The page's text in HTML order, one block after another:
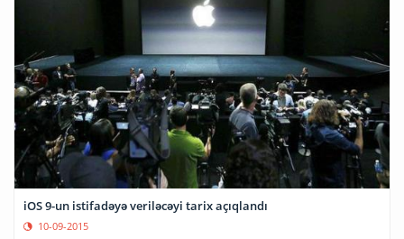
iOS 9-un istifadəyə veriləcəyi tarix açıqlandı
10-09-2015